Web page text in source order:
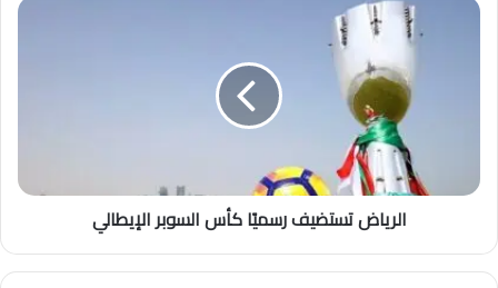
الرياض تستضيف رسميًا كأس السوبر الإيطالي